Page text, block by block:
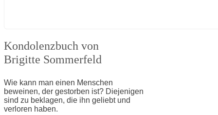
Kondolenzbuch von
Brigitte Sommerfeld
Wie kann man einen Menschen
beweinen, der gestorben ist? Diejenigen
sind zu beklagen, die ihn geliebt und
verloren haben.